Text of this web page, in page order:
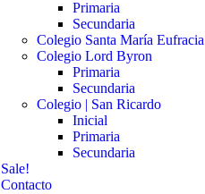
Primaria
Secundaria
Colegio Santa María Eufracia
Colegio Lord Byron
Primaria
Secundaria
Colegio | San Ricardo
Inicial
Primaria
Secundaria
Sale!
Contacto